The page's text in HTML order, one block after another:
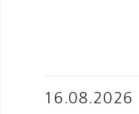
16.08.2026